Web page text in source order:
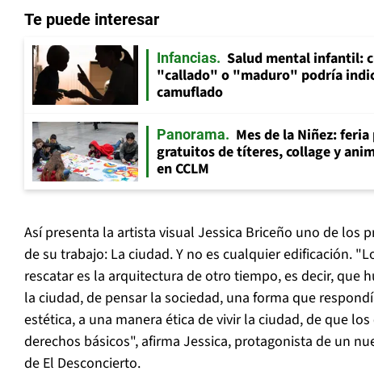
Te puede interesar
Infancias
Salud mental infantil:
"callado" o "maduro" podría
camuflado
Panorama
Mes de la Niñez:
gratuitos de títeres, collage y
en CCLM
Así presenta la artista visual Jessica Briceño uno de los
de su trabajo: La ciudad. Y no es cualquier edificación.
rescatar es la arquitectura de otro tiempo, es decir, que
la ciudad, de pensar la sociedad, una forma que
estética, a una manera ética de vivir la ciudad, de que
derechos básicos", afirma Jessica, protagonista de un
de El Desconcierto.